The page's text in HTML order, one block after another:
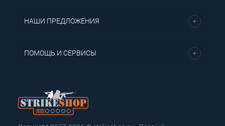
НАШИ ПРЕДЛОЖЕНИЯ
ПОМОЩЬ И СЕРВИСЫ